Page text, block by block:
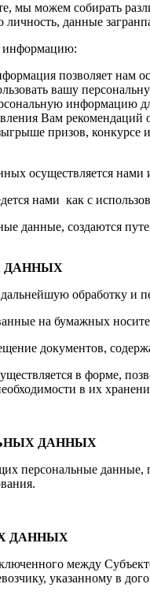
мы можем собирать
данные
информацию:
позволяет нам
вашу
информацию
Вам рекомендаций
призов,
осуществляется
нами как с
данные, создаются
ДАННЫХ
обработку и
на бумажных
документов,
в форме,
в их
ДАННЫХ
персональные
ДАННЫХ
между
указанному в